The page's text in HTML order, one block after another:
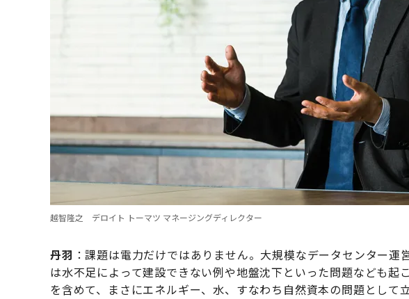
越智隆之 デロイト トーマツ マネージングディレクター
丹羽 ：課題は電力だけではありません。大規模なデータセンター運
は水不足によって建設できない例や地盤沈下といった問題なども起
を含めて、まさにエネルギー、水、すなわち自然資本の問題として